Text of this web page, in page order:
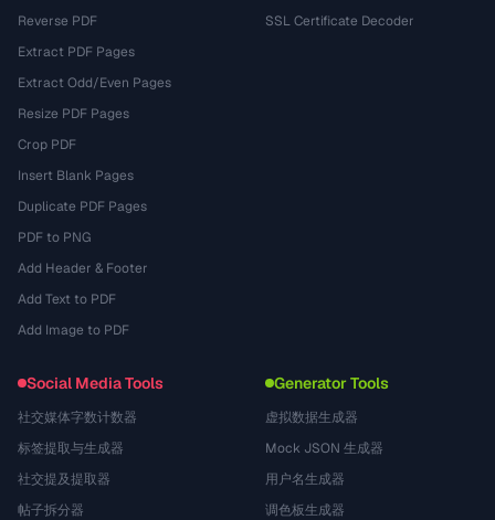
Reverse PDF
Extract PDF Pages
Extract Odd/Even Pages
Resize PDF Pages
Crop PDF
Insert Blank Pages
Duplicate PDF Pages
PDF to PNG
Add Header & Footer
Add Text to PDF
Add Image to PDF
SSL Certificate Decoder
Social Media Tools
社交媒体字数计数器
标签提取与生成器
社交提及提取器
帖子拆分器
Generator Tools
虚拟数据生成器
Mock JSON 生成器
用户名生成器
调色板生成器